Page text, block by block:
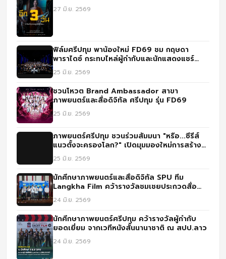
27 มิ.ย. 2569
ฟิล์มศรีปทุม พาน้องใหม่ FD69 ชม กฤษดา
พาราไดซ์ กระทบไหล่ผู้กำกับและนักแสดงแชร์
ประสบการณ์จริง
25 มิ.ย. 2569
ชวนโหวต Brand Ambassador สาขา
ภาพยนตร์และสื่อดิจิทัล ศรีปทุม รุ่น FD69
25 มิ.ย. 2569
ภาพยนตร์ศรีปทุม ชวนร่วมสัมมนา "หรือ...ซีรีส์
แนวตั้งจะครองโลก?" เปิดมุมมองใหม่การสร้าง
คอนเทนต์ยุคดิจิทัล
25 มิ.ย. 2569
นักศึกษาภาพยนตร์และสื่อดิจิทัล SPU ทีม
Langkha Film คว้ารางวัลชมเชยประกวดสื่อ
IGNITE CREATIVITY CHALLENGE ปี 3
24 มิ.ย. 2569
นักศึกษาภาพยนตร์ศรีปทุม คว้ารางวัลผู้กำกับ
ยอดเยี่ยม จากเวทีหนังสั้นนานาชาติ ณ สปป.ลาว
24 มิ.ย. 2569